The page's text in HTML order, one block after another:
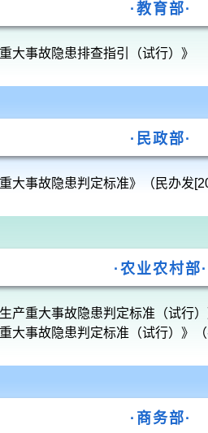
·教育部·
大事故隐患排查指引（试行）》
·民政部·
大事故隐患判定标准》（民办发
·农业农村部·
产重大事故隐患判定标准（试行
大事故隐患判定标准（试行）》
·商务部·